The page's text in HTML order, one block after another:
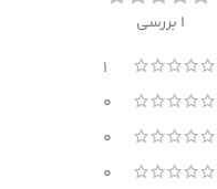
1 بررسی
1
0
0
0